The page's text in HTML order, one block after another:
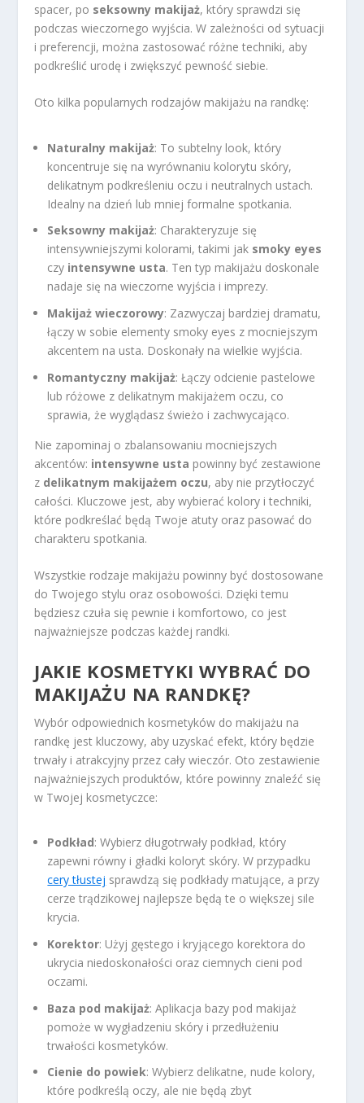
spacer, po seksowny makijaż, który sprawdzi się
podczas wieczornego wyjścia. W zależności od sytuacji
i preferencji, można zastosować różne techniki, aby
podkreślić urodę i zwiększyć pewność siebie.
Oto kilka popularnych rodzajów makijażu na randkę:
Naturalny makijaż: To subtelny look, który
koncentruje się na wyrównaniu kolorytu skóry,
delikatnym podkreśleniu oczu i neutralnych ustach.
Idealny na dzień lub mniej formalne spotkania.
Seksowny makijaż: Charakteryzuje się
intensywniejszymi kolorami, takimi jak smoky eyes
czy intensywne usta. Ten typ makijażu doskonale
nadaje się na wieczorne wyjścia i imprezy.
Makijaż wieczorowy: Zazwyczaj bardziej dramatu,
łączy w sobie elementy smoky eyes z mocniejszym
akcentem na usta. Doskonały na wielkie wyjścia.
Romantyczny makijaż: Łączy odcienie pastelowe
lub różowe z delikatnym makijażem oczu, co
sprawia, że wyglądasz świeżo i zachwycająco.
Nie zapominaj o zbalansowaniu mocniejszych
akcentów: intensywne usta powinny być zestawione
z delikatnym makijażem oczu, aby nie przytłoczyć
całości. Kluczowe jest, aby wybierać kolory i techniki,
które podkreślać będą Twoje atuty oraz pasować do
charakteru spotkania.
Wszystkie rodzaje makijażu powinny być dostosowane
do Twojego stylu oraz osobowości. Dzięki temu
będziesz czuła się pewnie i komfortowo, co jest
najważniejsze podczas każdej randki.
JAKIE KOSMETYKI WYBRAĆ DO
MAKIJAŻU NA RANDKĘ?
Wybór odpowiednich kosmetyków do makijażu na
randkę jest kluczowy, aby uzyskać efekt, który będzie
trwały i atrakcyjny przez cały wieczór. Oto zestawienie
najważniejszych produktów, które powinny znaleźć się
w Twojej kosmetyczce:
Podkład: Wybierz długotrwały podkład, który
zapewni równy i gładki koloryt skóry. W przypadku
cery tłustej sprawdzą się podkłady matujące, a przy
cerze trądzikowej najlepsze będą te o większej sile
krycia.
Korektor: Użyj gęstego i kryjącego korektora do
ukrycia niedoskonałości oraz ciemnych cieni pod
oczami.
Baza pod makijaż: Aplikacja bazy pod makijaż
pomoże w wygładzeniu skóry i przedłużeniu
trwałości kosmetyków.
Cienie do powiek: Wybierz delikatne, nude kolory,
które podkreślą oczy, ale nie będą zbyt